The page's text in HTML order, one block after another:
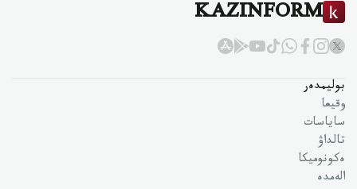
KAZINFORM
بوليمدەر
وقيعا
ساياسات
تالداۋ
ەكونوميكا
الەمدە